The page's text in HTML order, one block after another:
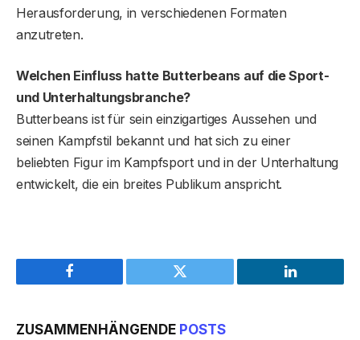
Herausforderung, in verschiedenen Formaten
anzutreten.
Welchen Einfluss hatte Butterbeans auf die Sport-
und Unterhaltungsbranche?
Butterbeans ist für sein einzigartiges Aussehen und
seinen Kampfstil bekannt und hat sich zu einer
beliebten Figur im Kampfsport und in der Unterhaltung
entwickelt, die ein breites Publikum anspricht.
Facebook Twitter LinkedIn
ZUSAMMENHÄNGENDE POSTS